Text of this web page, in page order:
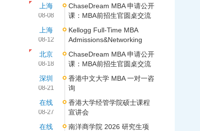
上海
08-08
ChaseDream MBA 申请公开
课：MBA前招生官圆桌交流
上海
08-12
Kellogg Full-Time MBA
Admissions&Networking
北京
08-18
ChaseDream MBA 申请公开
课：MBA前招生官圆桌交流
深圳
08-21
香港中文大学 MBA 一对一咨
询
在线
08-27
香港大学经管学院硕士课程
宣讲会
在线
南洋商学院 2026 研究生项